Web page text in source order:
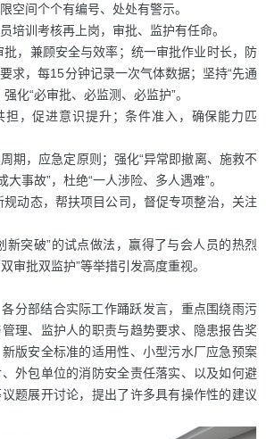
空间个个有编号、处处有警示。
培训考核再上岗，审批、监护有任命。
，兼顾安全与效率；统一审批作业时长，防
求，每15分钟记录一次气体数据；坚持“先通
化“必审批、必监测、必监护”。
担，促进意识提升；条件准入，确保能力匹
期，应急定原则；强化“异常即撤离、施救不
大事故”，杜绝“一人涉险、多人遇难”。
规动态，帮扶项目公司，督促专项整治，关注
新突破”的试点做法，赢得了与会人员的热烈
审批双监护”等举措引发高度重视。
分部结合实际工作踊跃发言，重点围绕雨污
理、监护人的职责与趋势要求、隐患报告奖
版安全标准的适用性、小型污水厂应急预案
外包单位的消防安全责任落实、以及如何避
题展开讨论，提出了许多具有操作性的建议